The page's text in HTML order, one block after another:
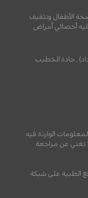
الأطفال وتثقيف
عليه أخصائي أمراض
, جادة الخطيب.
الواردة فيه
عن مراجعة
الطبية على شبكة